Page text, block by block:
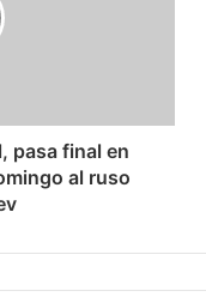
pasa final en
al ruso